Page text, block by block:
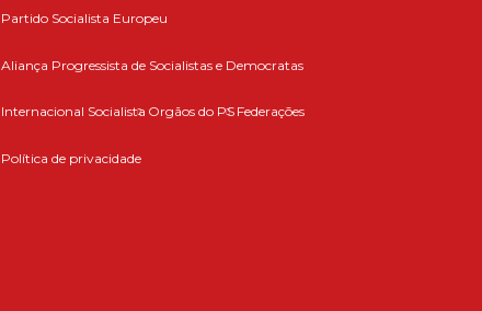
Partido Socialista Europeu
Aliança Progressista de Socialistas e Democratas
Internacional Socialista Orgãos do PS Federações
Política de privacidade